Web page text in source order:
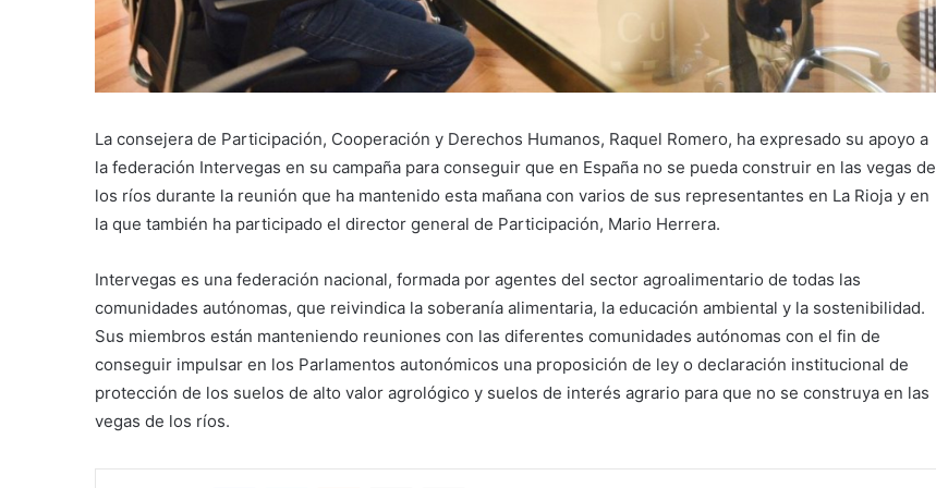
La consejera de Participación, Cooperación y Derechos Humanos, Raquel Romero, ha expresado su apoyo a
la federación Intervegas en su campaña para conseguir que en España no se pueda construir en las vegas de
los ríos durante la reunión que ha mantenido esta mañana con varios de sus representantes en La Rioja y en
la que también ha participado el director general de Participación, Mario Herrera.
Intervegas es una federación nacional, formada por agentes del sector agroalimentario de todas las
comunidades autónomas, que reivindica la soberanía alimentaria, la educación ambiental y la sostenibilidad.
Sus miembros están manteniendo reuniones con las diferentes comunidades autónomas con el fin de
conseguir impulsar en los Parlamentos autonómicos una proposición de ley o declaración institucional de
protección de los suelos de alto valor agrológico y suelos de interés agrario para que no se construya en las
vegas de los ríos.